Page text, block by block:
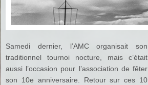
Samedi dernier, l’AMC organisait son
traditionnel tournoi nocture, mais c’était
aussi l’occasion pour l’association de fêter
son 10e anniversaire. Retour sur ces 10